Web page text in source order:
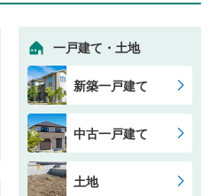
一戸建て・土地
新築一戸建て
中古一戸建て
土地